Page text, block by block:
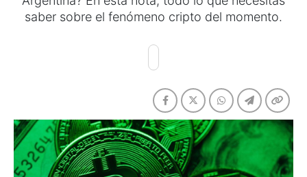
saber sobre el fenómeno cripto del momento.